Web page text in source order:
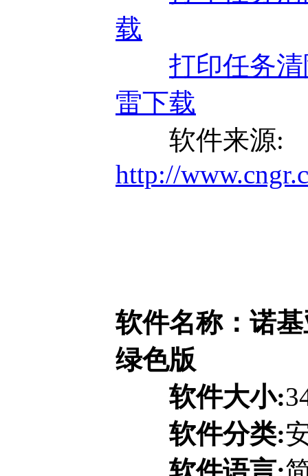
载
打印任务
雷下载
软件来源:
http://
软件名称：诺
绿色版
软件大小:
软件分类: